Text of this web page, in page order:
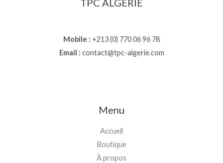
TPC ALGÉRIE
Mobile : +213 (0) 770 06 96 78
Email : contact@tpc-algerie.com
Menu
Accueil
Boutique
À propos